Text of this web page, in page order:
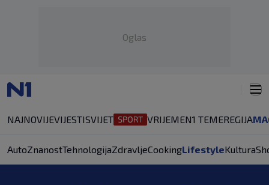
Oglas
NAJNOVIJEVIJESTISVIJET VRIJEMEN1 TEMEREGIJA
AutoZnanostTehnologijaZdravljeCookingLifestyleKultura